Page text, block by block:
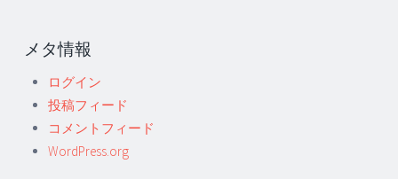
メタ情報
ログイン
投稿フィード
コメントフィード
WordPress.org